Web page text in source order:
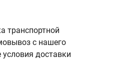
транспортной
с нашего
доставки